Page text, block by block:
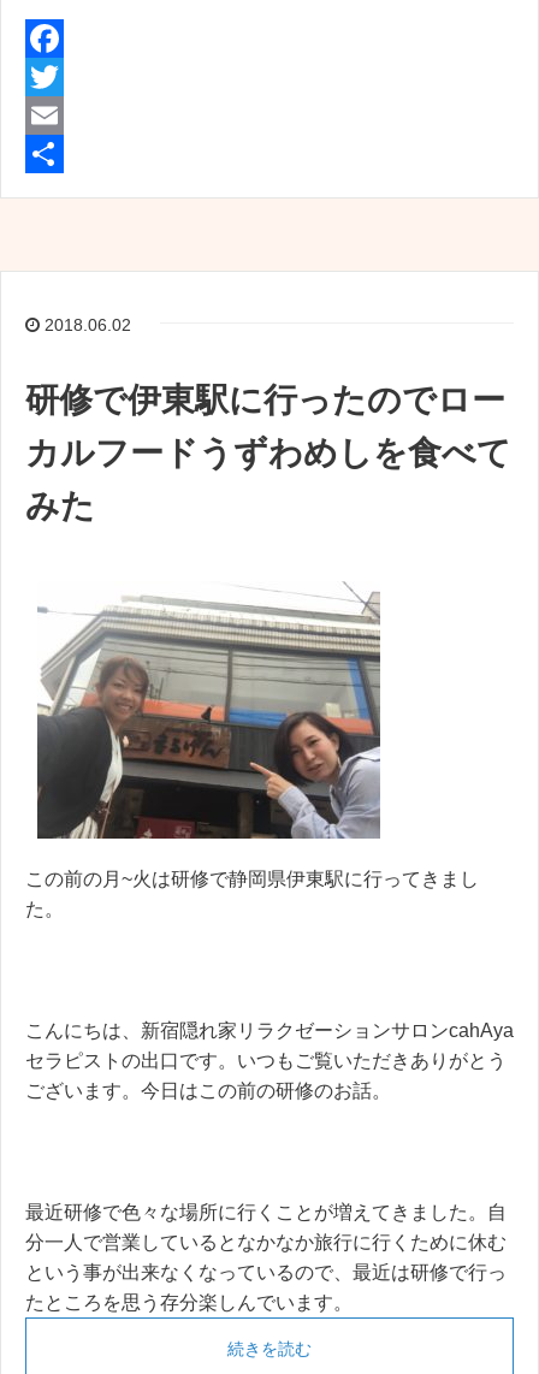
F
a
c
o
T
w
t
E
i
2018.06.02
研修で伊東駅に行ったのでロー
カルフードうずわめしを食べて
みた
この前の月~火は研修で静岡県伊東駅に行ってきまし
た。
こんにちは、新宿隠れ家リラクゼーションサロンcahAya
セラピストの出口です。いつもご覧いただきありがとう
ございます。今日はこの前の研修のお話。
最近研修で色々な場所に行くことが増えてきました。自
分一人で営業しているとなかなか旅行に行くために休む
という事が出来なくなっているので、最近は研修で行っ
たところを思う存分楽しんでいます。
続きを読む